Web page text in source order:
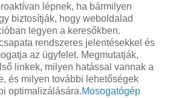
lépnek, ha bármilyen
biztosítják, hogy weboldalad
legyen a keresőkben.
rendszeres jelentésekkel és
az ügyfelet. Megmutatják,
linkek, milyen hatással vannak a
és milyen további lehetőségek
optimalizálására.Mosogatógép